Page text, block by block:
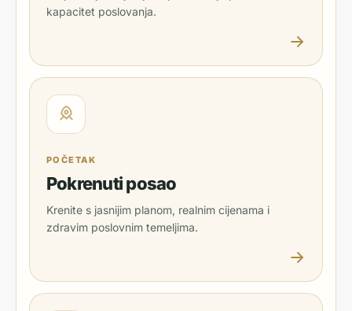
kapacitet poslovanja.
POČETAK
Pokrenuti posao
Krenite s jasnijim planom, realnim cijenama i
zdravim poslovnim temeljima.